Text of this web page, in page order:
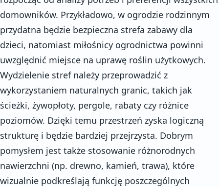
domowników. Przykładowo, w ogrodzie rodzinnym
przydatna będzie bezpieczna strefa zabawy dla
dzieci, natomiast miłośnicy ogrodnictwa powinni
uwzględnić miejsce na uprawę roślin użytkowych.
Wydzielenie stref należy przeprowadzić z
wykorzystaniem naturalnych granic, takich jak
ścieżki, żywopłoty, pergole, rabaty czy różnice
poziomów. Dzięki temu przestrzeń zyska logiczną
strukturę i będzie bardziej przejrzysta. Dobrym
pomysłem jest także stosowanie różnorodnych
nawierzchni (np. drewno, kamień, trawa), które
wizualnie podkreślają funkcję poszczególnych